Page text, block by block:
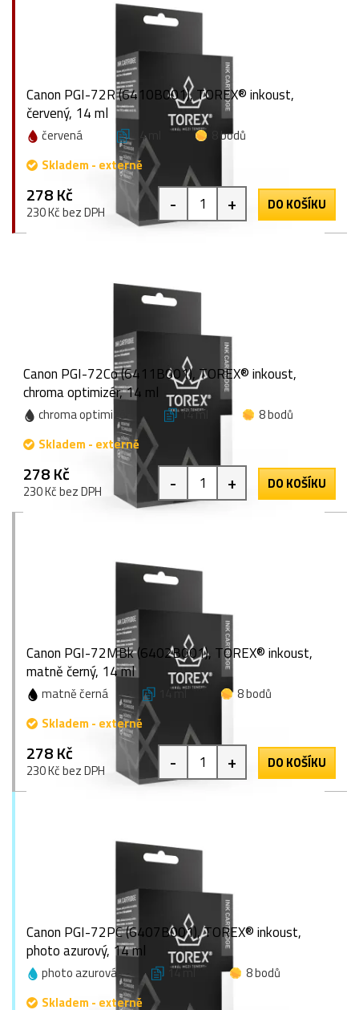
Canon PGI-72R (6410B001), TOREX® inkoust,
červený, 14 ml
červená 14 ml
8 bodů
Skladem - externě
278 Kč
230 Kč bez DPH - + DO KOŠÍKU
Canon PGI-72Co (6411B001), TOREX® inkoust,
chroma optimizér, 14 ml
chroma optimizér 14 ml
8 bodů
Skladem - externě
278 Kč
230 Kč bez DPH - + DO KOŠÍKU
Canon PGI-72MBk (6402B001), TOREX® inkoust,
matně černý, 14 ml
matně černá 14 ml
8 bodů
Skladem - externě
278 Kč
230 Kč bez DPH - + DO KOŠÍKU
Canon PGI-72PC (6407B001), TOREX® inkoust,
photo azurový, 14 ml
photo azurová 14 ml
8 bodů
Skladem - externě